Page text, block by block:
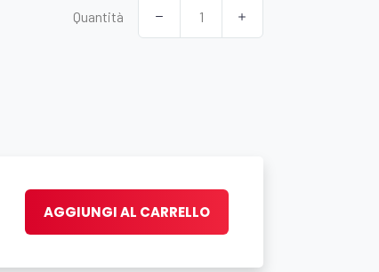
Quantità
AGGIUNGI AL CARRELLO